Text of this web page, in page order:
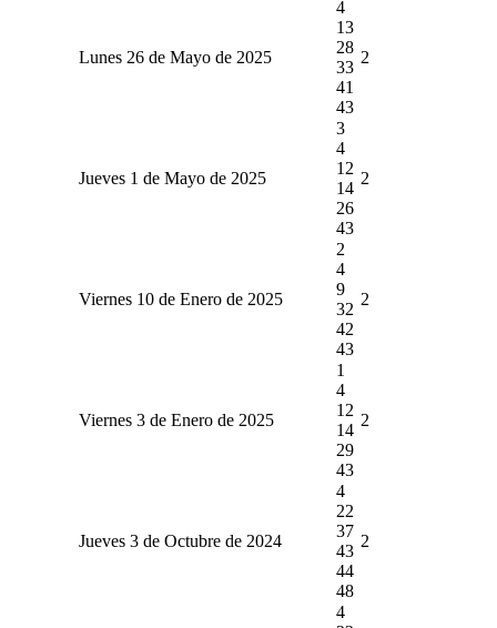
Lunes 26 de Mayo de 2025
4
13
28
33
41
43
2
Jueves 1 de Mayo de 2025
3
4
12
14
26
43
2
Viernes 10 de Enero de 2025
2
4
9
32
42
43
2
Viernes 3 de Enero de 2025
1
4
12
14
29
43
2
Jueves 3 de Octubre de 2024
4
22
37
43
44
48
2
4